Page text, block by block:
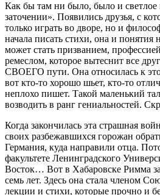
Как бы там ни было, было и светлое
заточении». Появились друзья, с
только играть во дворе, но и
начала писать стихи, она и понятия
может стать призванием,
ремеслом, которое вытеснит все
СВОЕГО пути. Она относилась к
вот кто-то хорошо шьет, кто-то
неплохо пишет. Такой маленький
возводить в ранг гениальностей.
Когда закончилась эта страшная
своих разбежавшихся горожан
Германия, куда направили отца.
факультете Ленинградского
Восток… Вот в Хабаровске Римма
семь лет. Здесь она стала членом
лекции и стихи, которые прочно и